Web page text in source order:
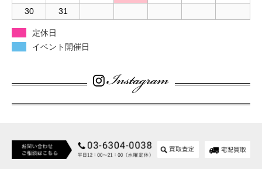
30
31
定休日
イベント開催日